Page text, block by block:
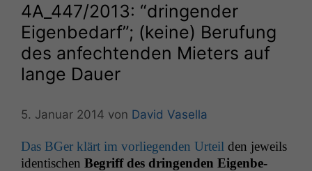
4A_447/2013: “dringender
Eigenbedarf”; (keine) Berufung
des anfechtenden Mieters auf
lange Dauer
5. Januar 2014 von David Vasella
Das BGer klärt im vor­liegen­den Urteil den jew­eils
iden­tis­chen Begriff des drin­gen­den Eigenbe­